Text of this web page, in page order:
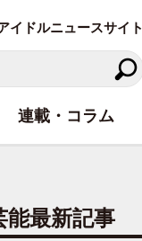
イドルニュースサイト
能最新記事
連載・コラム